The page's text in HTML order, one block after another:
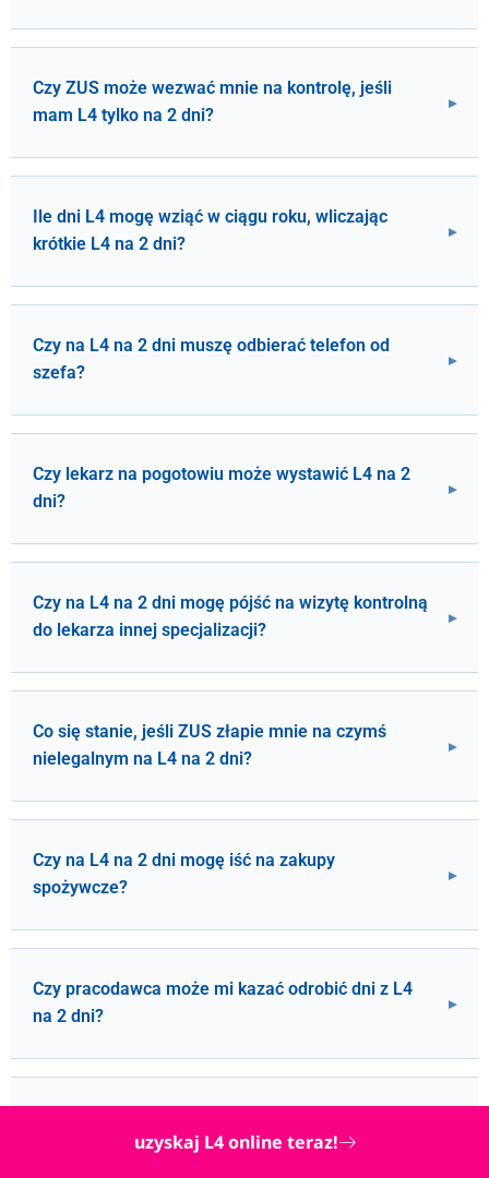
Czy ZUS może wezwać mnie na kontrolę, jeśli
mam L4 tylko na 2 dni?
Ile dni L4 mogę wziąć w ciągu roku, wliczając
krótkie L4 na 2 dni?
Czy na L4 na 2 dni muszę odbierać telefon od
szefa?
Czy lekarz na pogotowiu może wystawić L4 na 2
dni?
Czy na L4 na 2 dni mogę pójść na wizytę kontrolną
do lekarza innej specjalizacji?
Co się stanie, jeśli ZUS złapie mnie na czymś
nielegalnym na L4 na 2 dni?
Czy na L4 na 2 dni mogę iść na zakupy
spożywcze?
Czy pracodawca może mi kazać odrobić dni z L4
na 2 dni?
wypadku w pracy?uzyskaj L4 online teraz!